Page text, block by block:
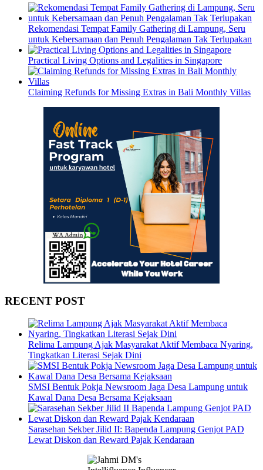
Rekomendasi Tempat Family Gathering di Lampung, Seru
untuk Kebersamaan dan Penuh Pengalaman Tak Terlupakan
Practical Living Options and Legalities in Singapore
Claiming Refunds for Missing Extras in Bali Monthly Villas
RECENT POST
Relima Lampung Ajak Masyarakat Aktif Membaca Nyaring,
Tingkatkan Literasi Sejak Dini
SMSI Bentuk Pokja Newsroom Jaga Desa Lampung untuk
Kawal Dana Desa Bersama Kejaksaan
Sarasehan Sekber Jilid II: Bapenda Lampung Genjot PAD
Lewat Diskon dan Reward Pajak Kendaraan